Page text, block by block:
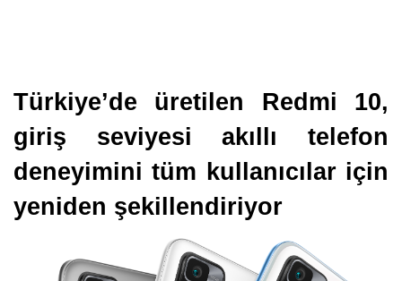
Türkiye’de üretilen Redmi 10,
giriş seviyesi akıllı telefon
deneyimini tüm kullanıcılar için
yeniden şekillendiriyor